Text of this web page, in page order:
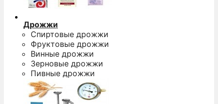
Дрожжи
Спиртовые дрожжи
Фруктовые дрожжи
Винные дрожжи
Зерновые дрожжи
Пивные дрожжи